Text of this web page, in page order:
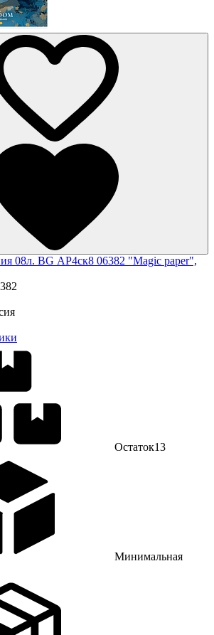
08л. BG АР4ск8 06382 "Magic paper",
Остаток13
Минимальная